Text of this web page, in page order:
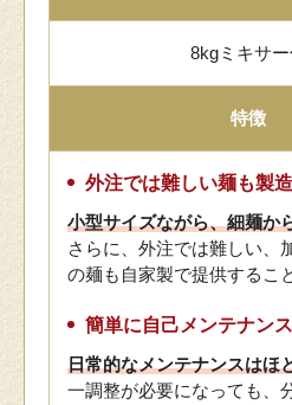
8kgミキサ
特徴
外注では難しい麺も製
小型サイズながら、細麺か
さらに、外注では難しい、
の麺も自家製で提供するこ
簡単に自己メンテナン
日常的なメンテナンスはほ
一調整が必要になっても、